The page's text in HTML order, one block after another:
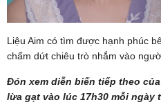
Liệu Aim có tìm được hạnh phúc
chấm dứt chiêu trò nhắm vào
Đón xem diễn biến tiếp theo
lừa gạt vào lúc 17h30 mỗi ngày